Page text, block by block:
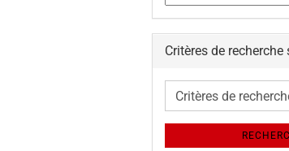
Critères de
Critères
recherche
supplémentaires